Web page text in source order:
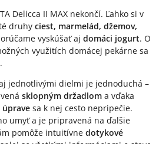
Delicca II MAX nekončí. Ľahko si v
druhy ciest, marmelád, džemov,
vyskúšať aj domáci jogurt. O
využitích domácej pekárne sa
.
jednotlivými dielmi je jednoduchá –
sklopným držadlom a vďaka
sa k nej cesto nepripečie.
umyť a je pripravená na ďalšie
pomôže intuitívne dotykové